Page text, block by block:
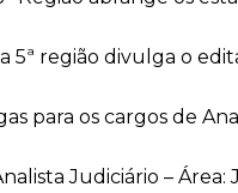
região divulga o
para os cargos de
Judiciário – Área: